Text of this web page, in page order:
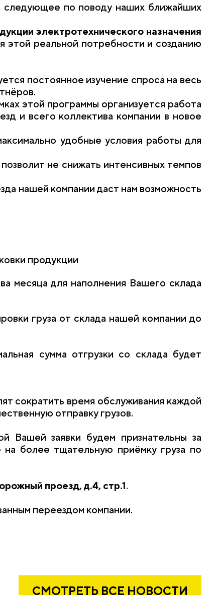
следующее по поводу наших ближайших
электротехнического назначения
этой реальной потребности и созданию
постоянное изучение спроса на весь
этой программы организуется работа
и всего коллектива компании в новое
удобные условия работы для
не снижать интенсивных темпов
нашей компании даст нам возможность
продукции
месяца для наполнения Вашего склада
груза от склада нашей компании до
сумма отгрузки со склада будет
сократить время обслуживания каждой
отправку грузов.
Вашей заявки будем признательны за
более тщательную приёмку груза по
проезд, д.4, стр.1.
переездом компании.
СМОТРЕТЬ ВСЕ НОВОСТИ